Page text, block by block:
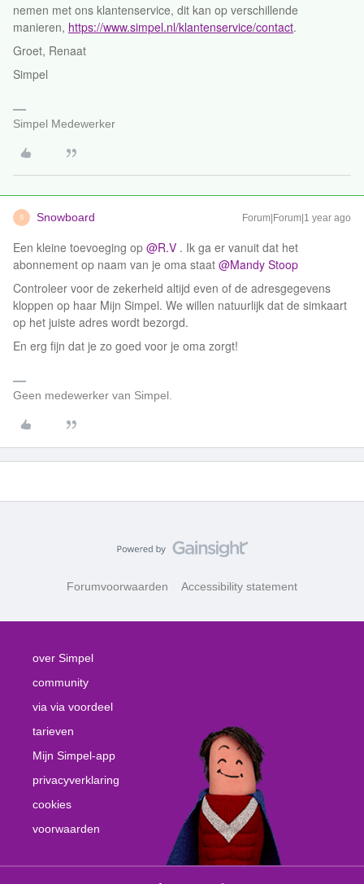
nemen met ons klantenservice, dit kan op verschillende
manieren, https://www.simpel.nl/klantenservice/contact.
Groet, Renaat
Simpel
Simpel Medewerker
S Snowboard Forum|Forum|1 year ago
Een kleine toevoeging op ​ @R.V . Ik ga er vanuit dat het
abonnement op naam van je oma staat ​ @Mandy Stoop
Controleer voor de zekerheid altijd even of de adresgegevens
kloppen op haar Mijn Simpel. We willen natuurlijk dat de simkaart
op het juiste adres wordt bezorgd.
En erg fijn dat je zo goed voor je oma zorgt!
Geen medewerker van Simpel.
Forumvoorwaarden Accessibility statement
over Simpel
community
via via voordeel
tarieven
Mijn Simpel-app
privacyverklaring
cookies
voorwaarden